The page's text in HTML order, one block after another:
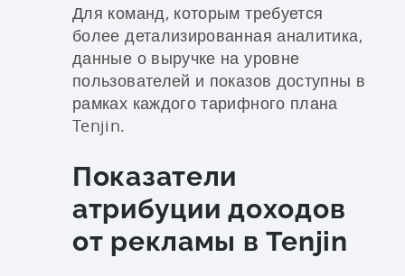
Для команд, которым требуется
более детализированная аналитика,
данные о выручке на уровне
пользователей и показов доступны в
рамках каждого тарифного плана
Tenjin.
Показатели
атрибуции доходов
от рекламы в Tenjin